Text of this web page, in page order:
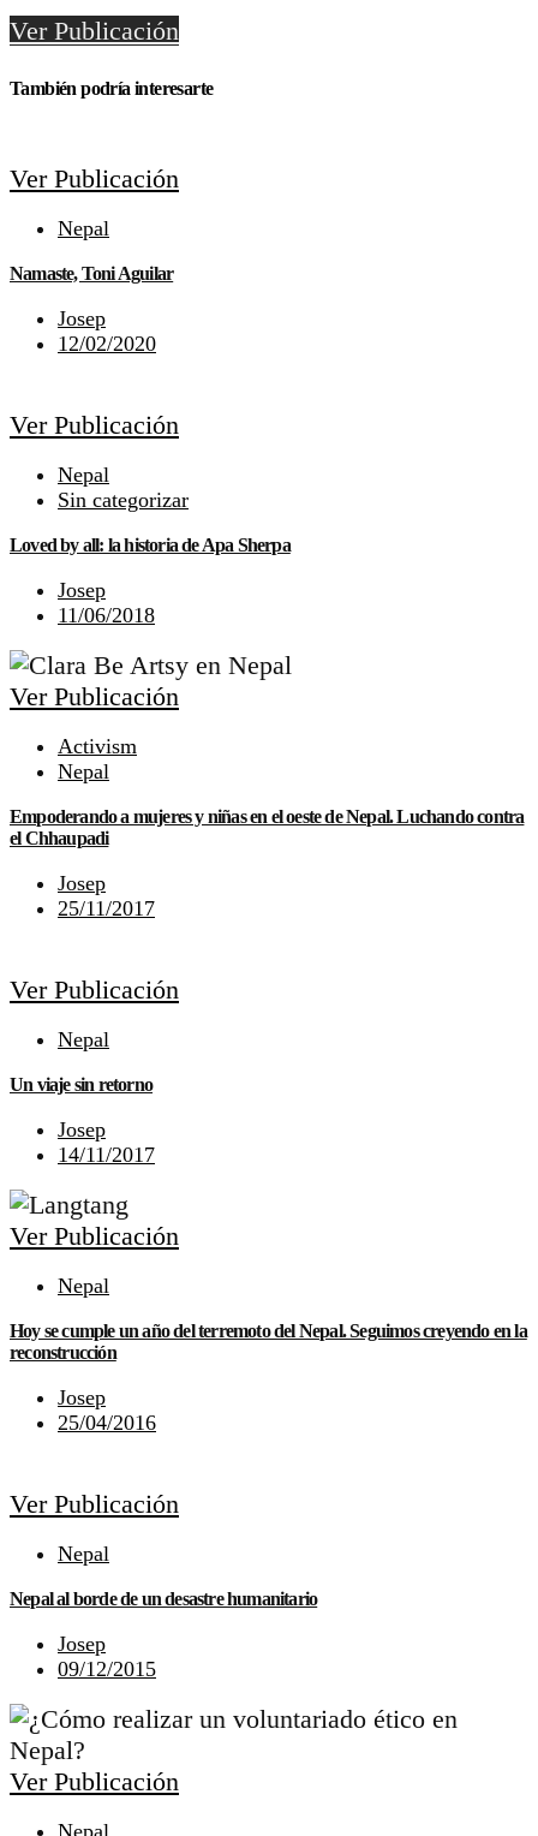
Ver Publicación
También podría interesarte
Ver Publicación
Nepal
Namaste, Toni Aguilar
Josep
12/02/2020
Ver Publicación
Nepal
Sin categorizar
Loved by all: la historia de Apa Sherpa
Josep
11/06/2018
Ver Publicación
Activism
Nepal
Empoderando a mujeres y niñas en el oeste de Nepal. Luchando contra
el Chhaupadi
Josep
25/11/2017
Ver Publicación
Nepal
Un viaje sin retorno
Josep
14/11/2017
Ver Publicación
Nepal
Hoy se cumple un año del terremoto del Nepal. Seguimos creyendo en la
reconstrucción
Josep
25/04/2016
Ver Publicación
Nepal
Nepal al borde de un desastre humanitario
Josep
09/12/2015
Ver Publicación
Nepal